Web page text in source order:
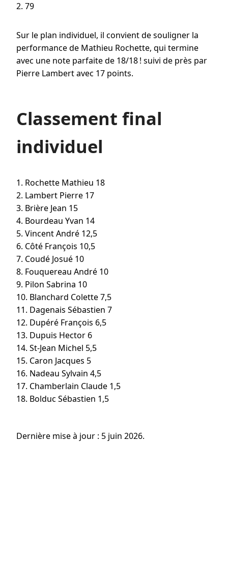
2. 79
Sur le plan individuel, il convient de souligner la
performance de Mathieu Rochette, qui termine
avec une note parfaite de 18/18 ! suivi de près par
Pierre Lambert avec 17 points.
Classement final
individuel
1. Rochette Mathieu 18
2. Lambert Pierre 17
3. Brière Jean 15
4. Bourdeau Yvan 14
5. Vincent André 12,5
6. Côté François 10,5
7. Coudé Josué 10
8. Fouquereau André 10
9. Pilon Sabrina 10
10. Blanchard Colette 7,5
11. Dagenais Sébastien 7
12. Dupéré François 6,5
13. Dupuis Hector 6
14. St-Jean Michel 5,5
15. Caron Jacques 5
16. Nadeau Sylvain 4,5
17. Chamberlain Claude 1,5
18. Bolduc Sébastien 1,5
Dernière mise à jour : 5 juin 2026.